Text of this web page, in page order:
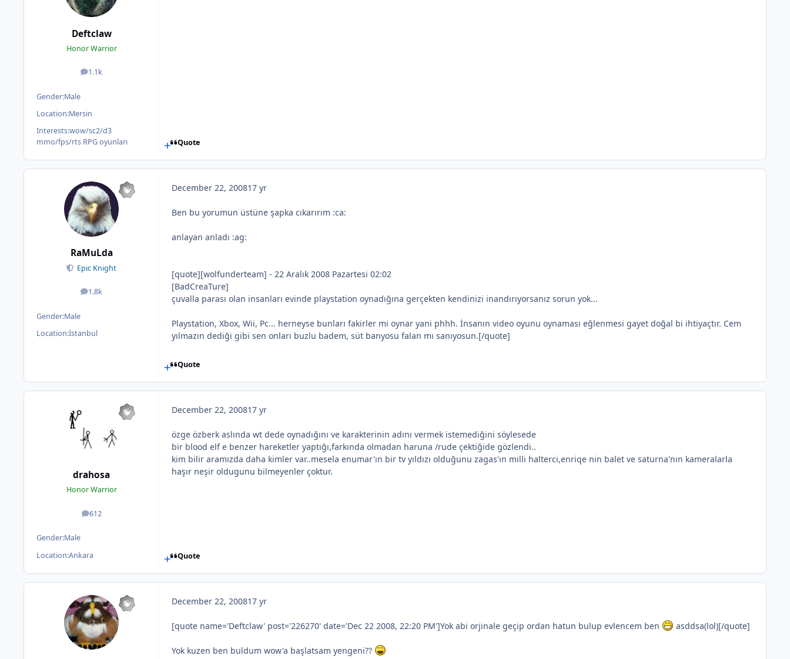
Deftclaw
Honor Warrior
1.1k
posts
Gender:Male
Location:Mersin
Interests:wow/sc2/d3
mmo/fps/rts RPG oyunları
Quote
RaMuLda
Epic Knight
1.8k
posts
Gender:Male
Location:İstanbul
December 22, 200817 yr
Ben bu yorumun üstüne şapka cıkarırım :ca:
anlayan anladı :ag:
[quote][wolfunderteam] - 22 Aralık 2008 Pazartesi 02:02
[BadCreaTure]
çuvalla parası olan insanları evinde playstation oynadığına gerçekten kendinizi inandırıyorsanız sorun yok...
Playstation, Xbox, Wii, Pc... herneyse bunları fakirler mi oynar yani phhh. İnsanın video oyunu oynaması eğlenmesi gayet doğal bi ihtiyaçtır. Cem
yılmazın dediği gibi sen onları buzlu badem, süt banyosu falan mı sanıyosun.[/quote]
Quote
drahosa
Honor Warrior
612
posts
Gender:Male
Location:Ankara
December 22, 200817 yr
özge özberk aslında wt dede oynadığını ve karakterinin adını vermek istemediğini söylesede
bir blood elf e benzer hareketler yaptığı,farkında olmadan haruna /rude çektiğide gözlendi..
kim bilir aramızda daha kimler var..mesela enumar'ın bir tv yıldızı olduğunu zagas'ın milli halterci,enriqe nin balet ve saturna'nın kameralarla
haşır neşir oldugunu bilmeyenler çoktur.
Quote
December 22, 200817 yr
[quote name='Deftclaw' post='226270' date='Dec 22 2008, 22:20 PM']Yok abi orjinale geçip ordan hatun bulup evlencem ben asddsa(lol)[/quote]
Yok kuzen ben buldum wow'a başlatsam yengeni??